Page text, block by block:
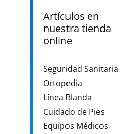
Artículos en
nuestra tienda
online
Seguridad Sanitaria
Ortopedia
Línea Blanda
Cuidado de Pies
Equipos Médicos